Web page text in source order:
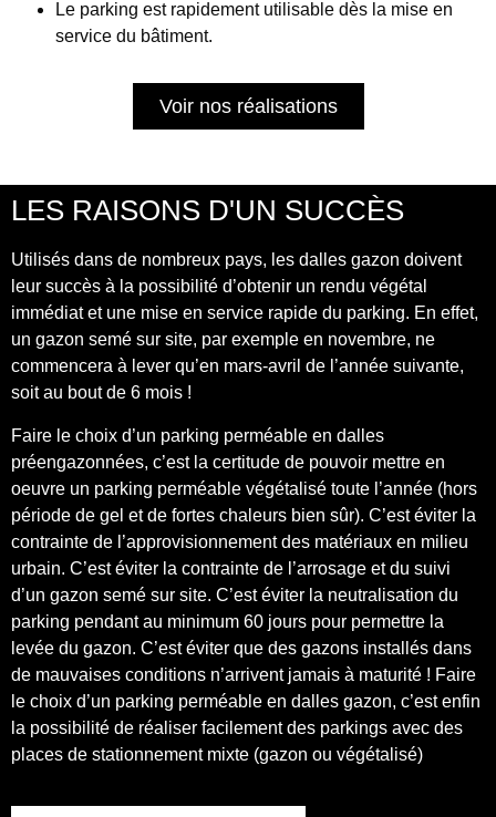
Le parking est rapidement utilisable dès la mise en
service du bâtiment.
Voir nos réalisations
LES RAISONS D'UN SUCCÈS
Utilisés dans de nombreux pays, les dalles gazon doivent
leur succès à la possibilité d’obtenir un rendu végétal
immédiat et une mise en service rapide du parking. En effet,
un gazon semé sur site, par exemple en novembre, ne
commencera à lever qu’en mars-avril de l’année suivante,
soit au bout de 6 mois !
Faire le choix d’un parking perméable en dalles
préengazonnées, c’est la certitude de pouvoir mettre en
oeuvre un parking perméable végétalisé toute l’année (hors
période de gel et de fortes chaleurs bien sûr). C’estéviter la
contrainte de l’approvisionnement des matériaux en milieu
urbain. C’estéviter la contrainte de l’arrosage et du suivi
d’un gazon semé sur site. C’estéviter la neutralisation du
parking pendant au minimum 60 jours pour permettre la
levée du gazon. C’est éviter que des gazons installés dans
de mauvaises conditions n’arrivent jamais à maturité ! Faire
le choix d’un parking perméable en dalles gazon, c’est enfin
la possibilité de réaliser facilement des parkings avec des
places de stationnement mixte (gazon ou végétalisé)